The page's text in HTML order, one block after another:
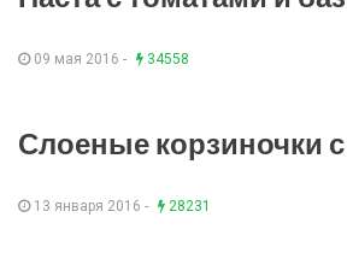
09 мая 2016 - 34558
Слоеные корзиночки
13 января 2016 - 28231